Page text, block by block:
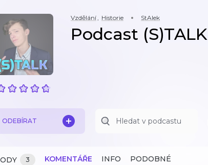
Vzdělání, Historie StAlek
Podcast (S)TALK
ODEBÍRAT
3 KOMENTÁŘE INFO PODOBNÉ